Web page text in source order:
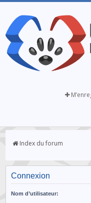
Index du forum
Connexion
Nom d’utilisateur: